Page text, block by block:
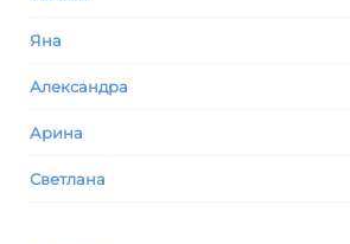
Яна
Александра
Арина
Светлана